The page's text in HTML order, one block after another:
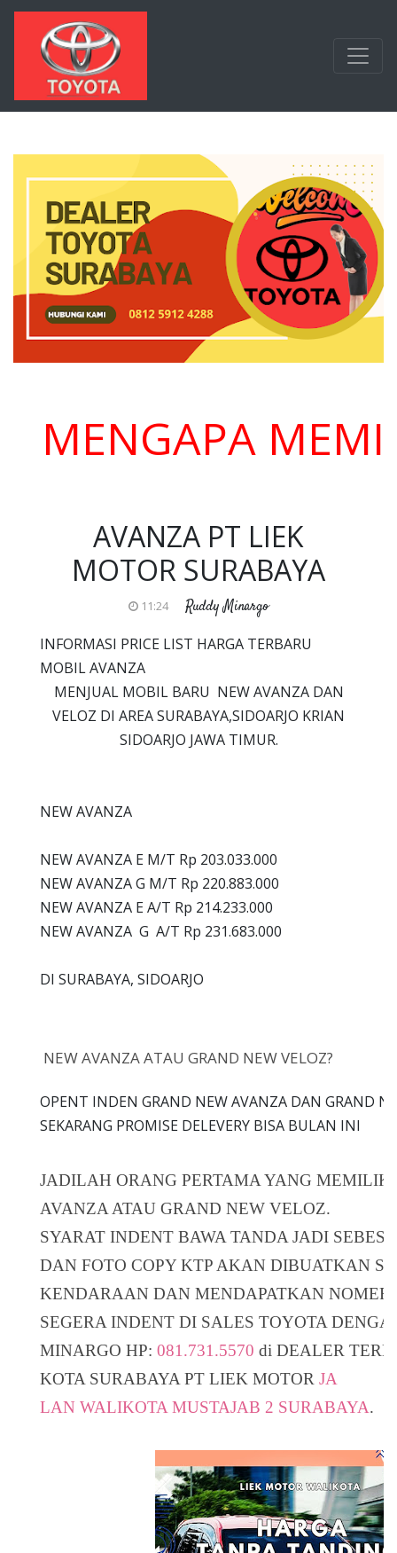
Langsung ke konten utama
MEMILIH
AVANZA PT LIEK
MOTOR SURABAYA
11:24 Ruddy Minargo
INFORMASI PRICE LIST HARGA TERBARU
MOBIL AVANZA
MENJUAL MOBIL BARU NEW AVANZA DAN
VELOZ DI AREA SURABAYA,SIDOARJO KRIAN
SIDOARJO JAWA TIMUR.
NEW AVANZA
NEW AVANZA E M/T Rp 203.033.000
NEW AVANZA G M/T Rp 220.883.000
NEW AVANZA E A/T Rp 214.233.000
NEW AVANZA G A/T Rp 231.683.000
DI SURABAYA, SIDOARJO
NEW AVANZA ATAU GRAND NEW VELOZ?
OPENT INDEN GRAND NEW AVANZA DAN GRAND
SEKARANG PROMISE DELEVERY BISA BULAN INI
JADILAH ORANG PERTAMA YANG
AVANZA ATAU GRAND NEW VELOZ.
SYARAT INDENT BAWA TANDA JADI
DAN FOTO COPY KTP AKAN DIBUATKAN
KENDARAAN DAN MENDAPATKAN
SEGERA INDENT DI SALES TOYOTA
MINARGO HP: 081.731.5570 di DEALER
KOTA SURABAYA PT LIEK MOTOR JA
LAN WALIKOTA MUSTAJAB 2 SURABAYA.